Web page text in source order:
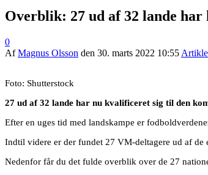
Overblik: 27 ud af 32 lande
0
AfMagnus Olsson den 30. marts 2022 10:55
Foto: Shutterstock
27 ud af 32 lande har nu kvalificeret sig til den
Efter en uges tid med landskampe er
Indtil videre er der fundet 27 VM-deltagere ud af
Nedenfor får du det fulde overblik over de 27